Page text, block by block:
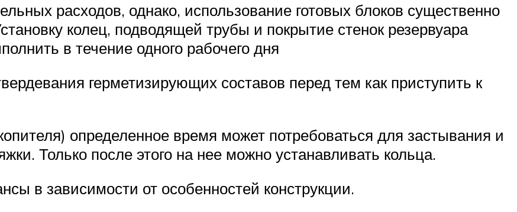
расходов, однако, использование готовых блоков существенно
колец, подводящей трубы и покрытие стенок резервуара
в течение одного рабочего дня
герметизирующих составов перед тем как приступить к
определенное время может потребоваться для застывания и
Только после этого на нее можно устанавливать кольца.
в зависимости от особенностей конструкции.